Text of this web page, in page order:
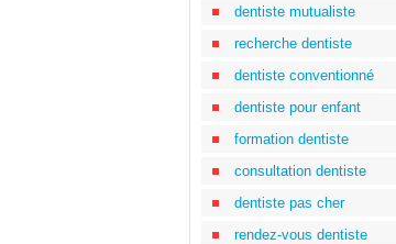
dentiste mutualiste
recherche dentiste
dentiste conventionné
dentiste pour enfant
formation dentiste
consultation dentiste
dentiste pas cher
rendez-vous dentiste